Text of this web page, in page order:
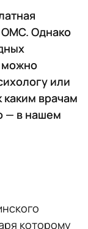
ОМС. Однако
можно
или
врачам
— в нашем
которому